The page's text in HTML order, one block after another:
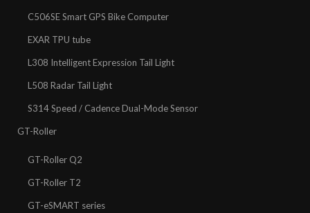
C506SE Smart GPS Bike Computer
EXAR TPU tube
L308 Intelligent Expression Tail Light
L508 Radar Tail Light
S314 Speed / Cadence Dual-Mode Sensor
GT-Roller
GT-Roller Q2
GT-Roller T2
GT-eSMART series